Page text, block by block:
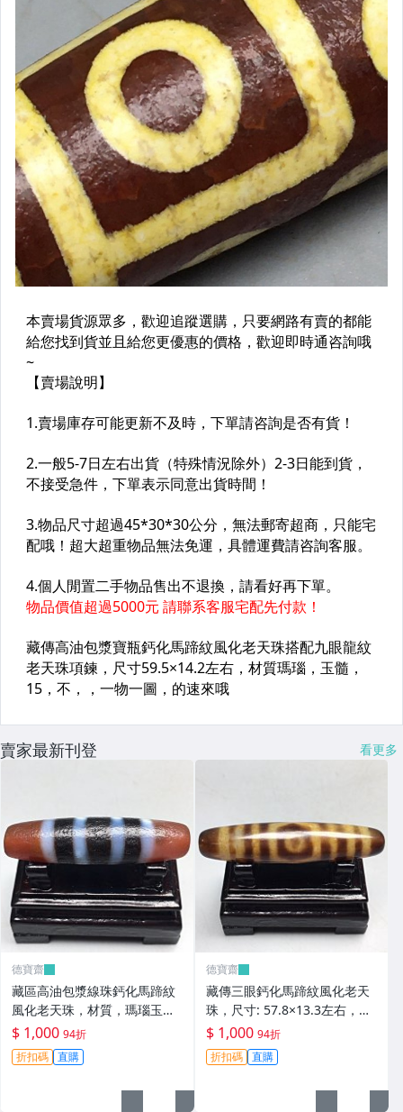
賣家最新刊登 看更多
德寶齋
藏區高油包漿線珠鈣化馬蹄紋
風化老天珠，材質，瑪瑙玉
髓，尺寸：49.4×13左 天珠 瑪
瑙 硃砂【德寶齋】408
$ 1,000 94折
折扣碼 直購
德寶齋
藏傳三眼鈣化馬蹄紋風化老天
珠，尺寸: 57.8×13.3左右，材
質：瑪瑙，玉髓， 天珠 瑪瑙
硃砂【德寶齋】407
$ 1,000 94折
折扣碼 直購